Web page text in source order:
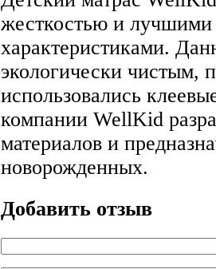
жесткостью и лучшими
характеристиками.
экологически чистым,
использовались
компании WellKid
материалов и
новорожденных.
Добавить отзыв